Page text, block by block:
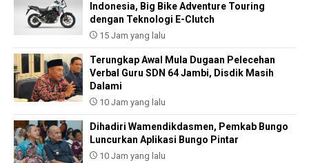
Indonesia, Big Bike Adventure Touring
dengan Teknologi E-Clutch
15 Jam yang lalu
Terungkap Awal Mula Dugaan Pelecehan
Verbal Guru SDN 64 Jambi, Disdik Masih
Dalami
10 Jam yang lalu
Dihadiri Wamendikdasmen, Pemkab Bungo
Luncurkan Aplikasi Bungo Pintar
10 Jam yang lalu